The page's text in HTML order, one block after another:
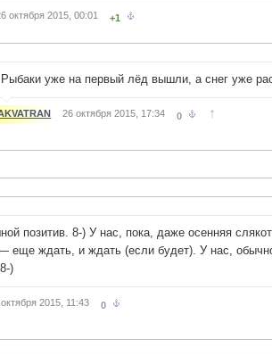
октября 2015, 00:01 +1
Рыбаки уже на первый лёд вышли, а снег уже
26 октября 2015, 17:34 0 ↑
позитив. 8-) У нас, пока, даже осенняя
еще ждать, и ждать (если будет). У нас,
)
2015, 11:43 0